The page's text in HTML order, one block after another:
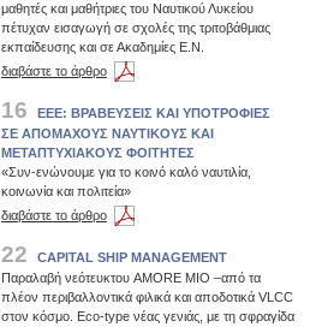
μαθητές και μαθήτριες του Ναυτικού Λυκείου
πέτυχαν εισαγωγή σε σχολές της τριτοβάθμιας
εκπαίδευσης και σε Ακαδημίες Ε.Ν.
διαβάστε το άρθρο
16
ΕΕΕ: ΒΡΑΒΕΥΣΕΙΣ ΚΑΙ ΥΠΟΤΡΟΦΙΕΣ
ΣΕ ΑΠΟΜΑΧΟΥΣ ΝΑΥΤΙΚΟΥΣ ΚΑΙ
ΜΕΤΑΠΤΥΧΙΑΚΟΥΣ ΦΟΙΤΗΤΕΣ
«Συν-ενώνουμε για το κοινό καλό ναυτιλία,
κοινωνία και πολιτεία»
διαβάστε το άρθρο
22
CAPITAL SHIP MANAGEMENT
Παραλαβή νεότευκτου AMORE MIO –από τα
πλέον περιβαλλοντικά φιλικά και αποδοτικά VLCC
στον κόσμο. Eco-type νέας γενιάς, με τη σφραγίδα